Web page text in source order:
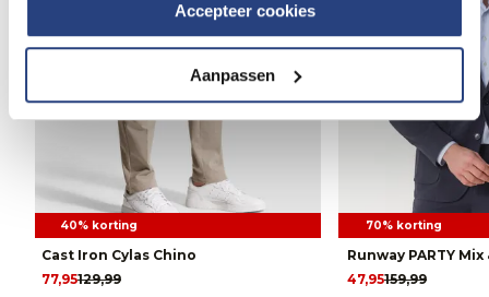
Accepteer cookies
Aanpassen
40% korting
Cast Iron Cylas Chino
129,99
77,95
70% korting
Runway PARTY
159,99
47,95